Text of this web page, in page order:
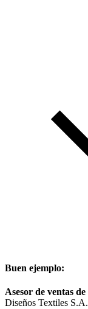
Buen ejemplo:
Asesor de ventas
Diseños Textiles